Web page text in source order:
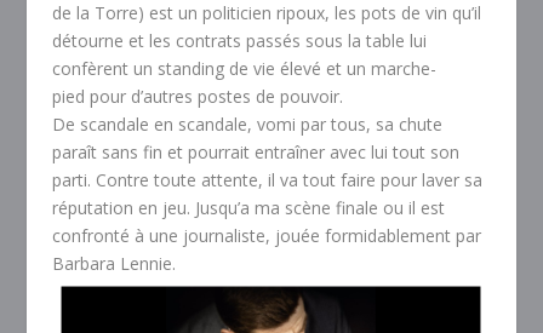
de la Torre) est un politicien ripoux, les pots de vin qu’il
détourne et les contrats passés sous la table lui
confèrent un standing de vie élevé et un marche-
pied pour d’autres postes de pouvoir.
De scandale en scandale, vomi par tous, sa chute
paraît sans fin et pourrait entraîner avec lui tout son
parti. Contre toute attente, il va tout faire pour laver sa
réputation en jeu. Jusqu’a ma scène finale ou il est
confronté à une journaliste, jouée formidablement par
Barbara Lennie.